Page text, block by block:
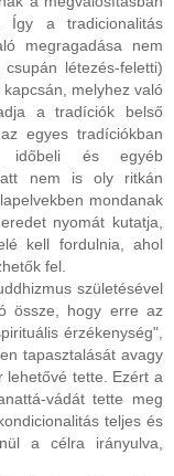
Így a tradicionalitás
megragadása nem
létezés-feletti)
melyhez való
a tradíciók belső
egyes tradíciókban
és egyéb
nem is oly ritkán
mondanak
nyomát kutatja,
kell fordulnia, ahol
fel.
születésével
össze, hogy erre az
érzékenység",
tapasztalását avagy
lehetővé tette. Ezért a
vádát tette meg
teljes és
a célra irányulva,